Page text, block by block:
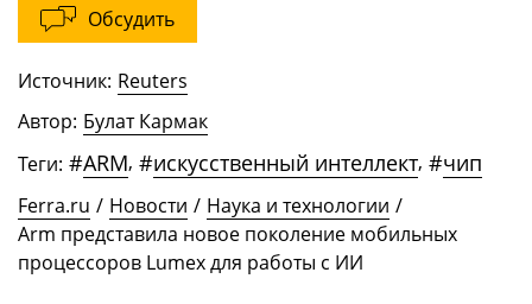
Обсудить
Источник: Reuters
Автор: Булат Кармак
Теги: #ARM, #искусственный интеллект, #чип
Ferra.ru / Новости / Наука и технологии /
Arm представила новое поколение мобильных
процессоров Lumex для работы с ИИ